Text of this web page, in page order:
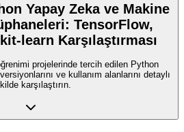
Yapay Zeka ve Makine
TensorFlow,
learn Karşılaştırması
projelerinde tercih edilen Python
ve kullanım alanlarını detaylı
karşılaştırın.